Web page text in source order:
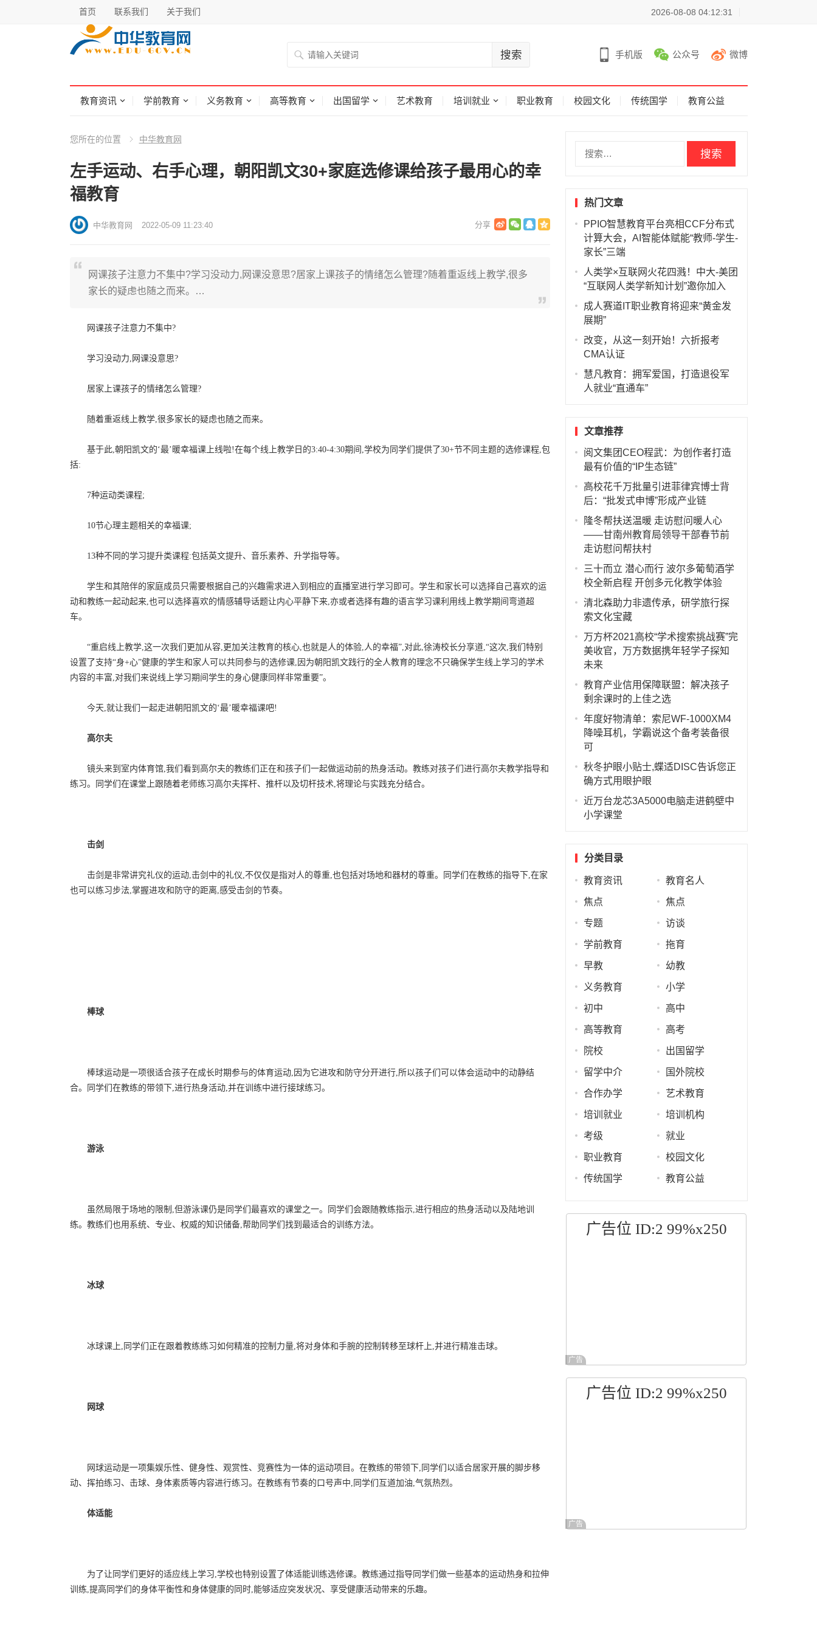
首页 联系我们 关于我们 2026-08-08 04:12:31
手机版 公众号 微博
教育资讯 学前教育 义务教育 高等教育 出国留学 艺术教育 培训就业 职业教育 校园文化 传统国学 教育公益
您所在的位置 中华教育网
左手运动、右手心理，朝阳凯文30+家庭选修课给孩子最用心的幸
福教育
中华教育网 2022-05-09 11:23:40
网课孩子注意力不集中?学习没动力,网课没意思?居家上课孩子的情绪怎么管理?随着重返线上教学,很多
家长的疑虑也随之而来。…
网课孩子注意力不集中?
学习没动力,网课没意思?
居家上课孩子的情绪怎么管理?
随着重返线上教学,很多家长的疑虑也随之而来。
基于此,朝阳凯文的‘最’暖幸福课上线啦!在每个线上教学日的3:40-4:30期间,学校为同学们提供了30+节不同主题的选修课程,包
括:
7种运动类课程;
10节心理主题相关的幸福课;
13种不同的学习提升类课程:包括英文提升、音乐素养、升学指导等。
学生和其陪伴的家庭成员只需要根据自己的兴趣需求进入到相应的直播室进行学习即可。学生和家长可以选择自己喜欢的运
动和教练一起动起来,也可以选择喜欢的情感辅导话题让内心平静下来,亦或者选择有趣的语言学习课利用线上教学期间弯道超
车。
“重启线上教学,这一次我们更加从容,更加关注教育的核心,也就是人的体验,人的幸福”,对此,徐涛校长分享道,“这次,我们特别
设置了支持“身+心”健康的学生和家人可以共同参与的选修课,因为朝阳凯文践行的全人教育的理念不只确保学生线上学习的学术
内容的丰富,对我们来说线上学习期间学生的身心健康同样非常重要”。
今天,就让我们一起走进朝阳凯文的‘最’暖幸福课吧!
高尔夫
镜头来到室内体育馆,我们看到高尔夫的教练们正在和孩子们一起做运动前的热身活动。教练对孩子们进行高尔夫教学指导和
练习。同学们在课堂上跟随着老师练习高尔夫挥杆、推杆以及切杆技术,将理论与实践充分结合。
击剑
击剑是非常讲究礼仪的运动,击剑中的礼仪,不仅仅是指对人的尊重,也包括对场地和器材的尊重。同学们在教练的指导下,在家
也可以练习步法,掌握进攻和防守的距离,感受击剑的节奏。
棒球
棒球运动是一项很适合孩子在成长时期参与的体育运动,因为它进攻和防守分开进行,所以孩子们可以体会运动中的动静结
合。同学们在教练的带领下,进行热身活动,并在训练中进行接球练习。
游泳
虽然局限于场地的限制,但游泳课仍是同学们最喜欢的课堂之一。同学们会跟随教练指示,进行相应的热身活动以及陆地训
练。教练们也用系统、专业、权威的知识储备,帮助同学们找到最适合的训练方法。
冰球
冰球课上,同学们正在跟着教练练习如何精准的控制力量,将对身体和手腕的控制转移至球杆上,并进行精准击球。
网球
网球运动是一项集娱乐性、健身性、观赏性、竞赛性为一体的运动项目。在教练的带领下,同学们以适合居家开展的脚步移
动、挥拍练习、击球、身体素质等内容进行练习。在教练有节奏的口号声中,同学们互道加油,气氛热烈。
体适能
为了让同学们更好的适应线上学习,学校也特别设置了体适能训练选修课。教练通过指导同学们做一些基本的运动热身和拉伸
训练,提高同学们的身体平衡性和身体健康的同时,能够适应突发状况、享受健康活动带来的乐趣。
热门文章
PPIO智慧教育平台亮相CCF分布式
计算大会，AI智能体赋能“教师-学生-
家长”三端
人类学×互联网火花四溅！中大-美团
“互联网人类学新知计划”邀你加入
成人赛道IT职业教育将迎来“黄金发
展期”
改变，从这一刻开始！六折报考
CMA认证
慧凡教育：拥军爱国，打造退役军
人就业“直通车”
文章推荐
阅文集团CEO程武：为创作者打造
最有价值的“IP生态链”
高校花千万批量引进菲律宾博士背
后：“批发式申博”形成产业链
隆冬帮扶送温暖 走访慰问暖人心
——甘南州教育局领导干部春节前
走访慰问帮扶村
三十而立 潜心而行 波尔多葡萄酒学
校全新启程 开创多元化教学体验
清北森助力非遗传承，研学旅行探
索文化宝藏
万方杯2021高校“学术搜索挑战赛”完
美收官，万方数据携年轻学子探知
未来
教育产业信用保障联盟：解决孩子
剩余课时的上佳之选
年度好物清单：索尼WF-1000XM4
降噪耳机，学霸说这个备考装备很
可
秋冬护眼小贴士,蝶适DISC告诉您正
确方式用眼护眼
近万台龙芯3A5000电脑走进鹤壁中
小学课堂
分类目录
教育资讯 教育名人
焦点 焦点
专题 访谈
学前教育 拖育
早教 幼教
义务教育 小学
初中 高中
高等教育 高考
院校 出国留学
留学中介 国外院校
合作办学 艺术教育
培训就业 培训机构
考级 就业
职业教育 校园文化
传统国学 教育公益
广告位 ID:2 99%x250
广告
广告位 ID:2 99%x250
广告